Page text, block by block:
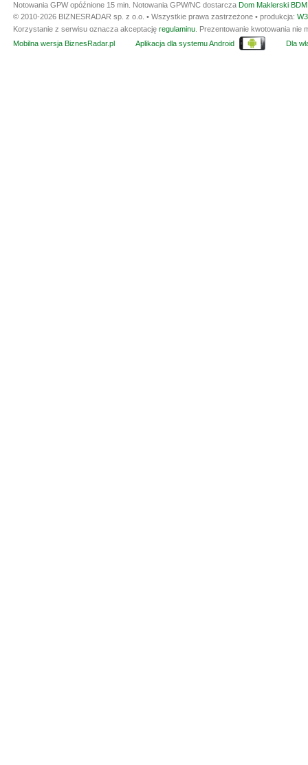
Notowania GPW opóźnione 15 min. Notowania GPW/NC dostarcza Dom Maklerski
© 2010-2026 BIZNESRADAR sp. z o.o. • Wszystkie prawa zastrzeżone • produkcja:
Korzystanie z serwisu oznacza akceptację regulaminu . Prezentowanie kwotowania
Mobilna wersja BiznesRadar.pl
Aplikacja dla systemu Android Dla